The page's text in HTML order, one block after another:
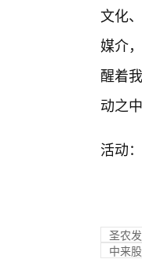
文化
媒介
醒着
动之中
活动
圣农
中来